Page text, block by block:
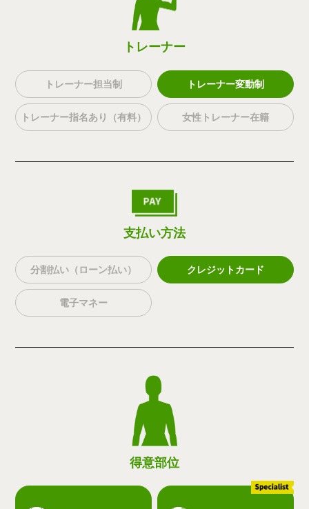
トレーナー
トレーナー担当制 トレーナー変動制
トレーナー指名あり（有料） 女性トレーナー在籍
支払い方法
分割払い（ローン払い） クレジットカード
電子マネー
得意部位